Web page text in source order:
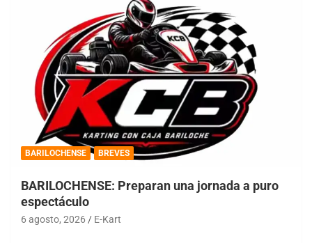
BARILOCHENSE BREVES
BARILOCHENSE: Preparan una jornada a puro
espectáculo
6 agosto, 2026 E-Kart